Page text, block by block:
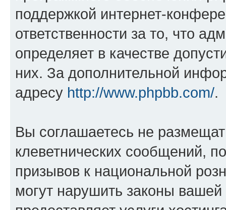
поддержкой интернет-
ответственности за то, что
определяет в качестве
них. За дополнительной
адресу http://www.phpbb.com/.
Вы соглашаетесь не
клеветнических сообщений,
призывов к национальной
могут нарушить законы